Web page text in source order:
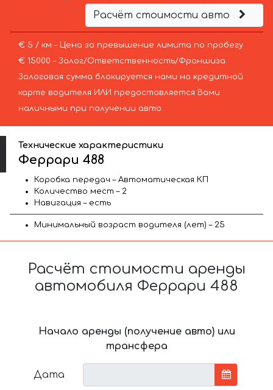
Расчёт стоимости авто
€ 5 / км – Цена за превышение лимита по пробегу
€ 15000 – Залог/Ответственность/Франшиза.
Залоговая сумма блокируется нами на кредитной
карте водителя ИЛИ предоставляется Вами
наличными при получении авто.
Технические характеристики
Феррари 488
Коробка передач – Автоматическая КП
Количество мест – 2
Навигация – есть
Минимальный возраст водителя (лет) – 25
Расчёт стоимости аренды
автомобиля Феррари 488
Начало аренды (получение авто) или
трансфера
Дата